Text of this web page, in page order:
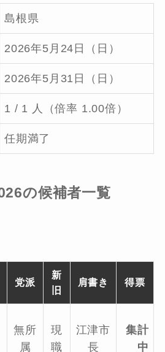
島根県
2026年5月24日（日）
2026年5月31日（日）
1 / 1 人（倍率 1.00倍）
任期満了
の候補者一覧
党派
新
旧
肩書き 得票
無所
属
現
職
江津市
長
集計
中